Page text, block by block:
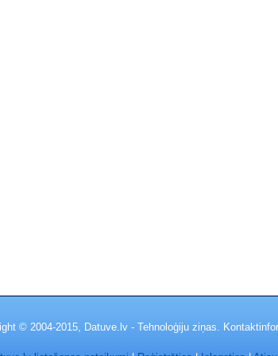
© 2004-2015, Datuve.lv - Tehnoloģiju ziņas.